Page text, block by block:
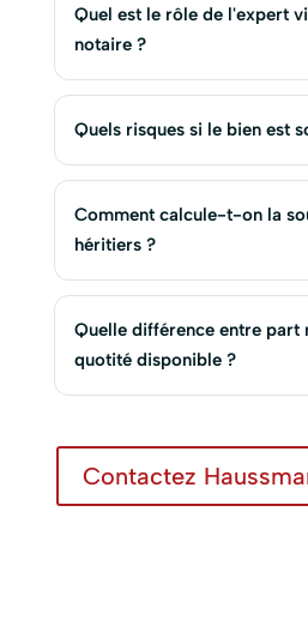
Quel est le rôle de l'expert
notaire ?
Quels risques si le bien est
Comment calcule-t-on la
héritiers ?
Quelle différence entre part
quotité disponible ?
Contactez